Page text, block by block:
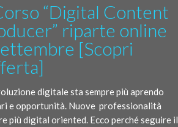
“Digital Content
riparte online
[Scopri
digitale sta sempre più aprendo
e opportunità. Nuove professionalità
più digital oriented. Ecco perché seguire il